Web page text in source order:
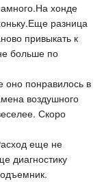
хонде
разница
привыкать к
больше по
понравилось в
воздушного
Скоро
еще не
диагностику